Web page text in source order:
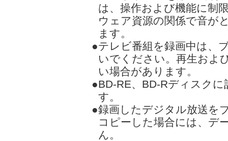
は、操作および機能に制
ウェア資源の関係で音が
ます。
●テレビ番組を録画中は、
いでください。再生およ
い場合があります。
●BD-RE、BD-Rディスク
す。
●録画したデジタル放送を
コピーした場合には、デ
ん。